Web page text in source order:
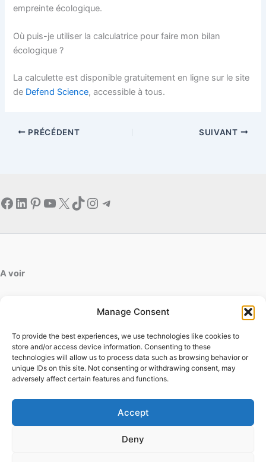
Manage Consent
To provide the best experiences, we use technologies like cookies to
store and/or access device information. Consenting to these
technologies will allow us to process data such as browsing behavior or
unique IDs on this site. Not consenting or withdrawing consent, may
adversely affect certain features and functions.
Accept
Deny
empreinte écologique.
Où puis-je utiliser la calculatrice pour faire mon bilan
écologique ?
La calculette est disponible gratuitement en ligne sur le site
de Defend Science, accessible à tous.
PRÉCÉDENT SUIVANT
Facebook
LinkedIn
Pinterest
YouTube
X TikTok
Instagram
Telegram
A voir
Contact
Mentions légales
Conditions générales d'utilisation
Conditions générales de vente